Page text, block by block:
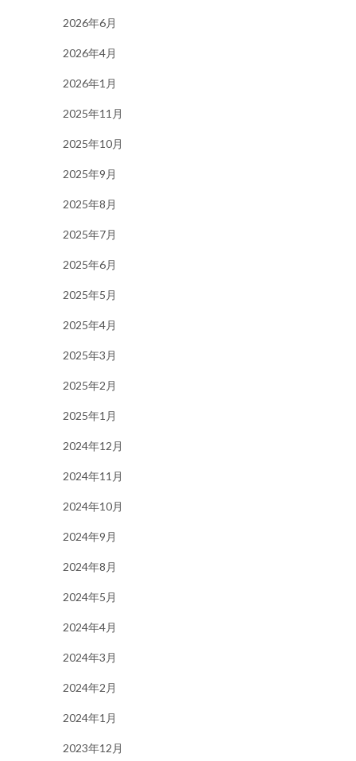
2026年6月
2026年4月
2026年1月
2025年11月
2025年10月
2025年9月
2025年8月
2025年7月
2025年6月
2025年5月
2025年4月
2025年3月
2025年2月
2025年1月
2024年12月
2024年11月
2024年10月
2024年9月
2024年8月
2024年5月
2024年4月
2024年3月
2024年2月
2024年1月
2023年12月